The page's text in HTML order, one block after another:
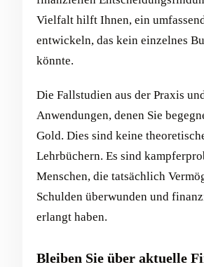
Vielfalt hilft Ihnen, ein
entwickeln, das kein einzelnes
könnte.
Die Fallstudien aus der Praxis
Anwendungen, denen Sie
Gold. Dies sind keine
Lehrbüchern. Es sind
Menschen, die tatsächlich
Schulden überwunden und
erlangt haben.
Bleiben Sie über aktuelle